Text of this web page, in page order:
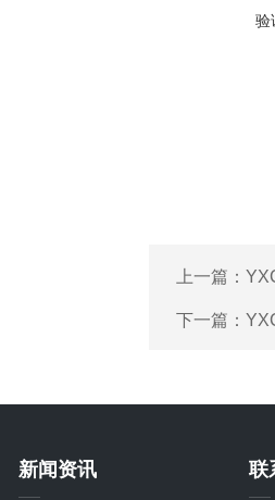
验
上一篇：
下一篇：
新闻资讯 联